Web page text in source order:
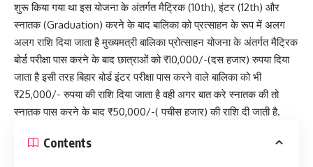
शुरू किया गया था इस योजना के अंतर्गत मैट्रिक (10th), इंटर (12th) और
स्नातक (Graduation) करने के बाद बालिका को प्रत्साहन के रूप में अलग
अलग राशि दिया जाता है मुख्यमत्री बालिका प्रोत्साहन योजना के अंतर्गत मैट्रिक
बोर्ड परीक्षा पास करने के बाद छात्राओं को ₹10,000/-(दस हजार) रुपया दिया
जाता है इसी तरह बिहार बोर्ड इंटर परीक्षा पास करने वाले बालिका को भी
₹25,000/- रुपया की राशि दिया जाता है वही अगर बात करे स्नातक की तो
स्नातक पास करने के बाद ₹50,000/-( पचीस हजार) की राशि दी जाती है.
Contents